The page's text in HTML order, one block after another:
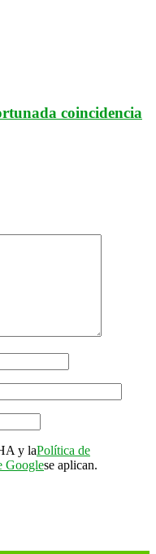
coincidencia
y laPolítica de
Googlese aplican.